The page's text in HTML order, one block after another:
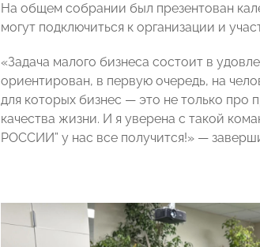
На общем собрании был презентован
могут подключиться к организации и
«Задача малого бизнеса состоит в
ориентирован, в первую очередь, на
для которых бизнес — это не только
качества жизни. И я уверена с такой
РОССИИ” у нас все получится!» —